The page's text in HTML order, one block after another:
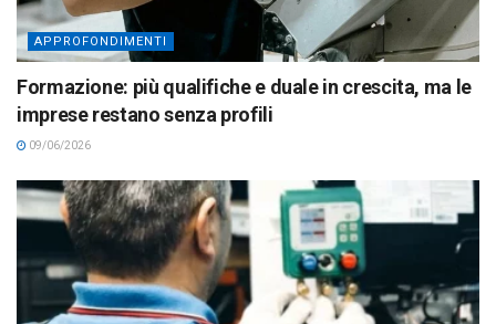
APPROFONDIMENTI
Formazione: più qualifiche e duale in crescita, ma le
imprese restano senza profili
09/06/2026